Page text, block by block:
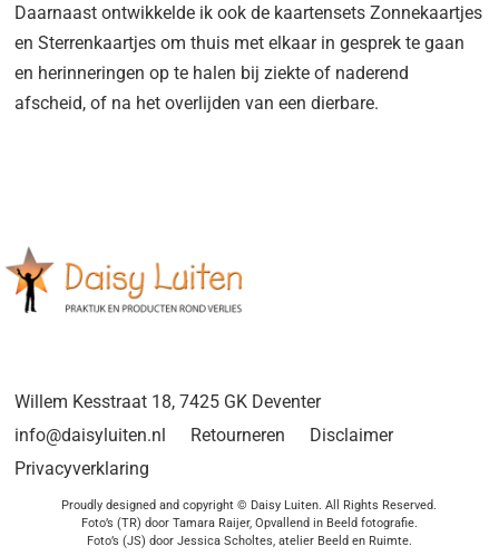
Daarnaast ontwikkelde ik ook de kaartensets Zonnekaartjes
en Sterrenkaartjes om thuis met elkaar in gesprek te gaan
en herinneringen op te halen bij ziekte of naderend
afscheid, of na het overlijden van een dierbare.
Willem Kesstraat 18, 7425 GK Deventer
info@daisyluiten.nl
Retourneren
Disclaimer
Privacyverklaring
Proudly designed and copyright © Daisy Luiten. All Rights Reserved.
Foto’s (TR) door Tamara Raijer, Opvallend in Beeld fotografie.
Foto’s (JS) door Jessica Scholtes, atelier Beeld en Ruimte.